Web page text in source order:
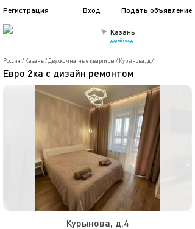
Казань
другой город
Подать объявление
Регистрация Вход
Россия / Казань/ Двухкомнатные квартиры / Курынова, д.4
Евро 2ка с дизайн ремонтом
Курынова, д.4